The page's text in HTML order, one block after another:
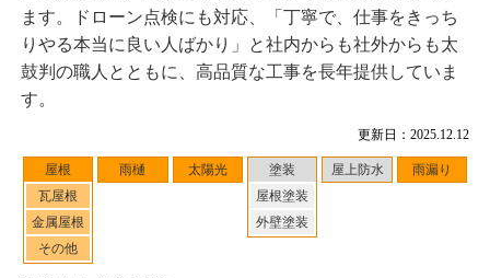
更新日：2025.12.12
屋根
瓦屋根
金属屋根
その他
雨樋 太陽光
塗装
屋根塗装
外壁塗装
屋上防水 雨漏り
ます。ドローン点検にも対応、「丁寧で、仕事をきっち
りやる本当に良い人ばかり」と社内からも社外からも太
鼓判の職人とともに、高品質な工事を長年提供していま
す。